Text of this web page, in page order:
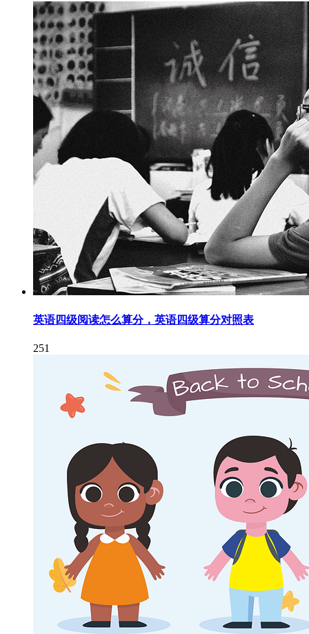
英语四级阅读怎么算分，英语四级算分对照表
251